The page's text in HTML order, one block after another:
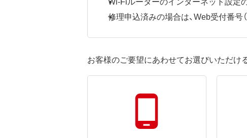
修理申込済みの場合は、Web受付番号（
お客様のご要望にあわせてお選びいただけ